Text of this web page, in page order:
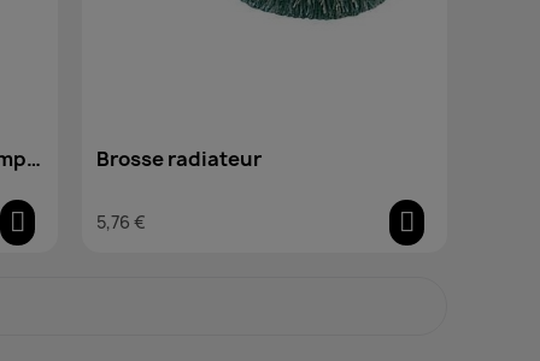
Brosse radiateur
5,76 €